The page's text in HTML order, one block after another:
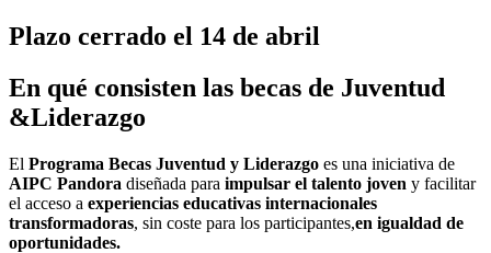
Plazo cerrado el 14 de abril
En qué consisten las becas de Juventud
&Liderazgo
El Programa Becas Juventud y Liderazgo es una iniciativa de
AIPC Pandora diseñada para impulsar el talento joven y facilitar
el acceso a experiencias educativas internacionales
transformadoras, sin coste para los participantes,en igualdad de
oportunidades.